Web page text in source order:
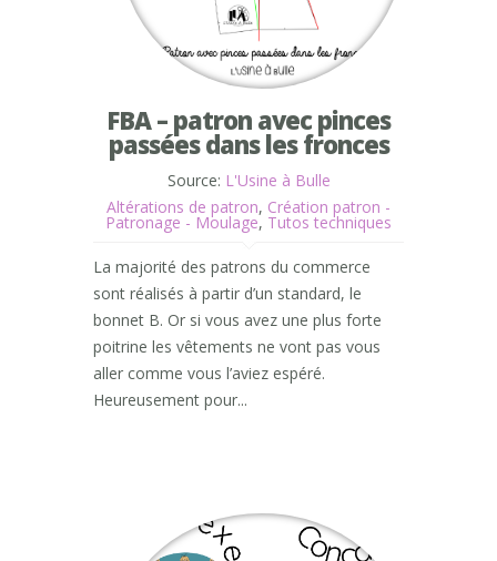
FBA – patron avec pinces
passées dans les fronces
Source: L'Usine à Bulle
Altérations de patron, Création patron -
Patronage - Moulage, Tutos techniques
La majorité des patrons du commerce
sont réalisés à partir d’un standard, le
bonnet B. Or si vous avez une plus forte
poitrine les vêtements ne vont pas vous
aller comme vous l’aviez espéré.
Heureusement pour...